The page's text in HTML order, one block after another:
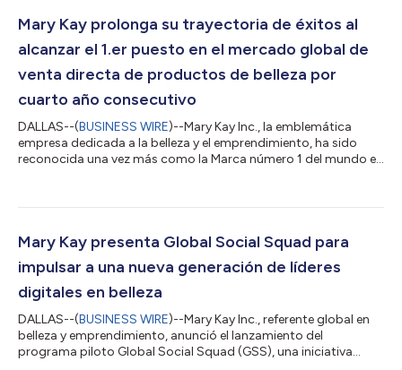
informe anual destaca la dedicación de décadas de Mary Kay a
la sostenibilidad socia...
Mary Kay prolonga su trayectoria de éxitos al
alcanzar el 1.er puesto en el mercado global de
venta directa de productos de belleza por
cuarto año consecutivo
DALLAS--(BUSINESS WIRE)--Mary Kay Inc., la emblemática
empresa dedicada a la belleza y el emprendimiento, ha sido
reconocida una vez más como la Marca número 1 del mundo en
manteniendo así su legado de excelencia por cuarto año
mundial de Euromonitor por cuarto año consecutivo supone
un respaldo contundente al impacto de nuestras C...
Mary Kay presenta Global Social Squad para
impulsar a una nueva generación de líderes
digitales en belleza
DALLAS--(BUSINESS WIRE)--Mary Kay Inc., referente global en
belleza y emprendimiento, anunció el lanzamiento del
programa piloto Global Social Squad (GSS), una iniciativa